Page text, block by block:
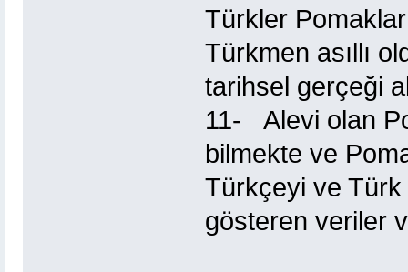
Türkler
Türkmen asıllı
tarihsel gerçeği
11- Alevi olan
bilmekte ve
Türkçeyi ve
gösteren veriler